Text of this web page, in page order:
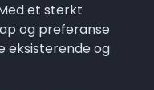
et sterkt
og preferanse
eksisterende og